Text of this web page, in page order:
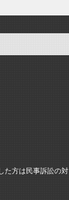
た方は民事訴訟の対